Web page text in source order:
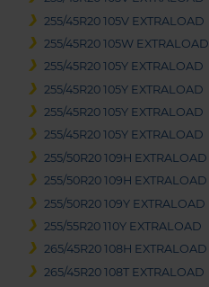
255/45R20 105V EXTRALOAD
255/45R20 105W EXTRALOAD
255/45R20 105Y EXTRALOAD
255/45R20 105Y EXTRALOAD
255/45R20 105Y EXTRALOAD
255/45R20 105Y EXTRALOAD
255/50R20 109H EXTRALOAD
255/50R20 109H EXTRALOAD
255/50R20 109Y EXTRALOAD
255/55R20 110Y EXTRALOAD
265/45R20 108H EXTRALOAD
265/45R20 108T EXTRALOAD